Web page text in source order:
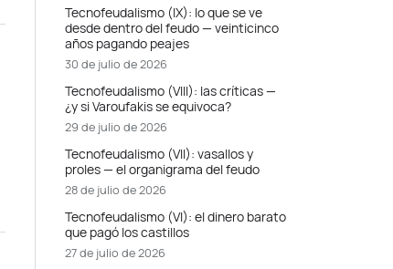
Tecnofeudalismo (IX): lo que se ve
desde dentro del feudo — veinticinco
años pagando peajes
30 de julio de 2026
Tecnofeudalismo (VIII): las críticas —
¿y si Varoufakis se equivoca?
29 de julio de 2026
Tecnofeudalismo (VII): vasallos y
proles — el organigrama del feudo
28 de julio de 2026
Tecnofeudalismo (VI): el dinero barato
que pagó los castillos
27 de julio de 2026